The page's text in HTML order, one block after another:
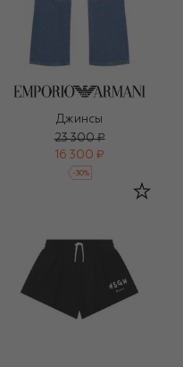
Джинсы
23 300 ₽
16 300 ₽
-30%